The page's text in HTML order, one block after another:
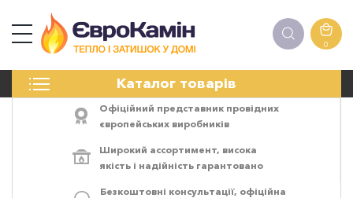
0
Каталог товарів
ПЕЧІ
ЕЛЕКТРОКАМІНИ
АКСЕСУАРИ
Офіційний представник провідних
європейських виробників
Широкий ассортимент, висока
якість і надійність гарантовано
Безкоштовні консультації, офіційна